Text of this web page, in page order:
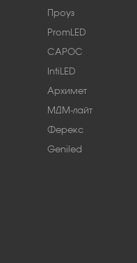
Проуз
PromLED
САРОС
IntiLED
Архимет
МДМ-лайт
Ферекс
Geniled